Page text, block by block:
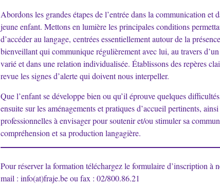
Abordons les grandes étapes de l’entrée dans la communication et
jeune enfant. Mettons en lumière les principales conditions
d’accéder au langage, centrées essentiellement autour de la
bienveillant qui communique régulièrement avec lui, au travers
varié et dans une relation individualisée. Établissons des repères
revue les signes d’alerte qui doivent nous interpeller.
Que l’enfant se développe bien ou qu’il éprouve quelques
ensuite sur les aménagements et pratiques d’accueil pertinents,
professionnelles à envisager pour soutenir et/ou stimuler sa
compréhension et sa production langagière.
Pour réserver la formation téléchargez le formulaire d’inscription à
mail : info(at)fraje.be ou fax : 02/800.86.21